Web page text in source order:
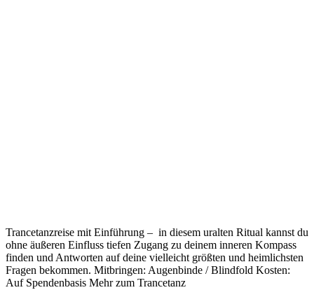
Trancetanzreise mit Einführung – in diesem uralten Ritual kannst du
ohne äußeren Einfluss tiefen Zugang zu deinem inneren Kompass
finden und Antworten auf deine vielleicht größten und heimlichsten
Fragen bekommen. Mitbringen: Augenbinde / Blindfold Kosten:
Auf Spendenbasis Mehr zum Trancetanz